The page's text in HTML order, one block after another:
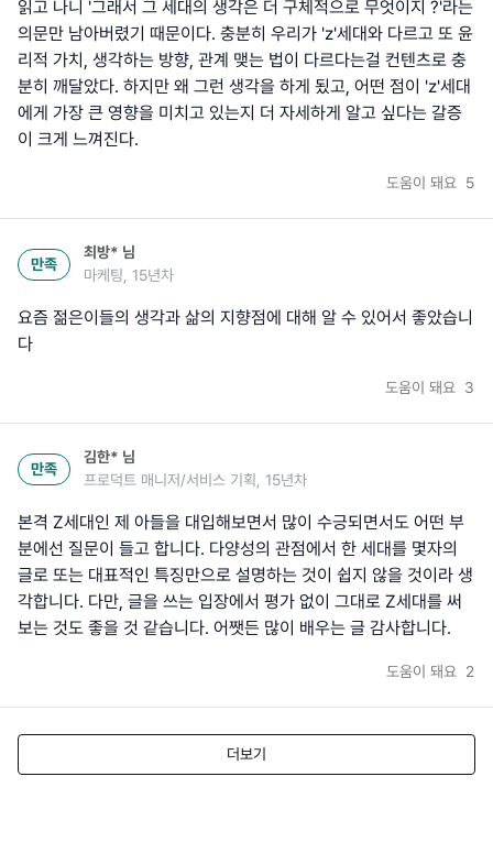
읽고 나니 '그래서 그 세대의 생각은 더 구체적으로 무엇이지 ?'라는
의문만 남아버렸기 때문이다. 충분히 우리가 'z'세대와 다르고 또 윤
리적 가치, 생각하는 방향, 관계 맺는 법이 다르다는걸 컨텐츠로 충
분히 깨달았다. 하지만 왜 그런 생각을 하게 됬고, 어떤 점이 'z'세대
에게 가장 큰 영향을 미치고 있는지 더 자세하게 알고 싶다는 갈증
이 크게 느껴진다.
도움이 돼요 5
만족
최방* 님
마케팅, 15년차
요즘 젊은이들의 생각과 삶의 지향점에 대해 알 수 있어서 좋았습니
다
도움이 돼요 3
만족
김한* 님
프로덕트 매니저/서비스 기획, 15년차
본격 Z세대인 제 아들을 대입해보면서 많이 수긍되면서도 어떤 부
분에선 질문이 들고 합니다. 다양성의 관점에서 한 세대를 몇자의
글로 또는 대표적인 특징만으로 설명하는 것이 쉽지 않을 것이라 생
각합니다. 다만, 글을 쓰는 입장에서 평가 없이 그대로 Z세대를 써
보는 것도 좋을 것 같습니다. 어쨋든 많이 배우는 글 감사합니다.
도움이 돼요 2
더보기